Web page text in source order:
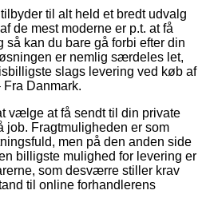
til alt held et bredt udvalg
de mest moderne er p.t. at få
så kan du bare gå forbi efter din
er nemlig særdeles let,
slags levering ved køb af
Danmark.
vælge at få sendt til din private
job. Fragtmuligheden er som
men på den anden side
billigste mulighed for levering er
som desværre stiller krav
til online forhandlerens